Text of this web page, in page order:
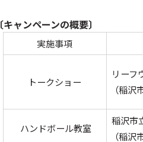
〔キャンペーンの概要〕
実施事項
トークショー
リーフ
（稲
ハンドボール教室
稲沢市
（稲